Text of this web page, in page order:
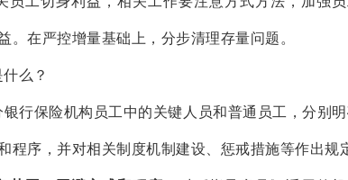
。在严控增量基础上，分步清理存量问题。
么？
银行保险机构员工中的关键人员和普通员工，分别
程序，并对相关制度机制建设、惩戒措施等作出规